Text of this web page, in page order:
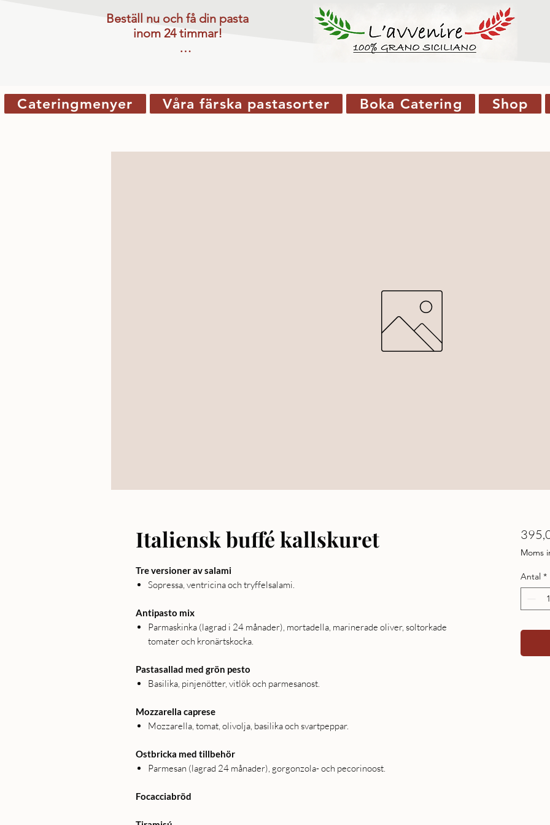
Beställ nu och få din pasta
inom 24 timmar!
leveransen nästkommande
vardag.
Cateringmenyer Våra färska pastasorter Boka Catering Shop
Italiensk buffé kallskuret
Tre versioner av salami
Sopressa, ventricina och tryffelsalami.
Antipasto mix
Parmaskinka (lagrad i 24 månader), mortadella, marinerade oliver, soltorkade
tomater och kronärtskocka.
Pastasallad med grön pesto
Basilika, pinjenötter, vitlök och parmesanost.
Mozzarella caprese
Mozzarella, tomat, olivolja, basilika och svartpeppar.
Ostbricka med tillbehör
Parmesan (lagrad 24 månader), gorgonzola- och pecorinoost.
Focacciabröd
Moms
Antal *